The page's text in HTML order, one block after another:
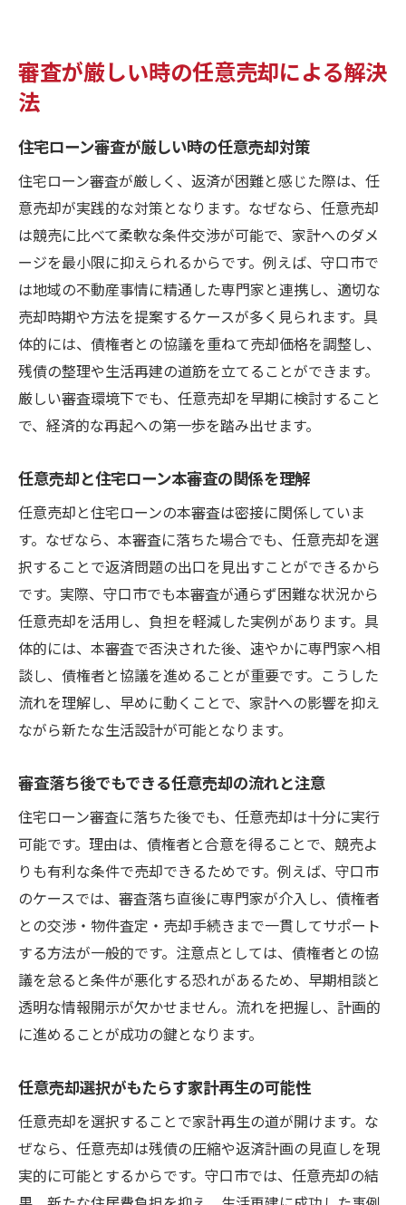
審査が厳しい時の任意売却による解決
法
住宅ローン審査が厳しい時の任意売却対策
住宅ローン審査が厳しく、返済が困難と感じた際は、任
意売却が実践的な対策となります。なぜなら、任意売却
は競売に比べて柔軟な条件交渉が可能で、家計へのダメ
ージを最小限に抑えられるからです。例えば、守口市で
は地域の不動産事情に精通した専門家と連携し、適切な
売却時期や方法を提案するケースが多く見られます。具
体的には、債権者との協議を重ねて売却価格を調整し、
残債の整理や生活再建の道筋を立てることができます。
厳しい審査環境下でも、任意売却を早期に検討すること
で、経済的な再起への第一歩を踏み出せます。
任意売却と住宅ローン本審査の関係を理解
任意売却と住宅ローンの本審査は密接に関係していま
す。なぜなら、本審査に落ちた場合でも、任意売却を選
択することで返済問題の出口を見出すことができるから
です。実際、守口市でも本審査が通らず困難な状況から
任意売却を活用し、負担を軽減した実例があります。具
体的には、本審査で否決された後、速やかに専門家へ相
談し、債権者と協議を進めることが重要です。こうした
流れを理解し、早めに動くことで、家計への影響を抑え
ながら新たな生活設計が可能となります。
審査落ち後でもできる任意売却の流れと注意
住宅ローン審査に落ちた後でも、任意売却は十分に実行
可能です。理由は、債権者と合意を得ることで、競売よ
りも有利な条件で売却できるためです。例えば、守口市
のケースでは、審査落ち直後に専門家が介入し、債権者
との交渉・物件査定・売却手続きまで一貫してサポート
する方法が一般的です。注意点としては、債権者との協
議を怠ると条件が悪化する恐れがあるため、早期相談と
透明な情報開示が欠かせません。流れを把握し、計画的
に進めることが成功の鍵となります。
任意売却選択がもたらす家計再生の可能性
任意売却を選択することで家計再生の道が開けます。な
ぜなら、任意売却は残債の圧縮や返済計画の見直しを現
実的に可能とするからです。守口市では、任意売却の結